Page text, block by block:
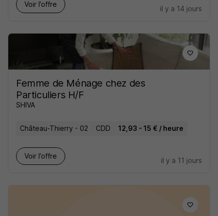
Voir l’offre
il y a 14 jours
Femme de Ménage chez des
Particuliers H/F
SHIVA
Château-Thierry - 02 CDD 12,93 - 15 € / heure
Voir l’offre
il y a 11 jours